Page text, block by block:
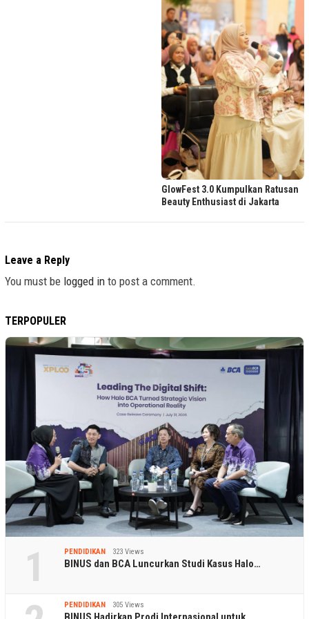
GlowFest 3.0 Kumpulkan Ratusan
Beauty Enthusiast di Jakarta
Leave a Reply
You must be logged in to post a comment.
TERPOPULER
1 PENDIDIKAN 323 Views
BINUS dan BCA Luncurkan Studi Kasus Halo…
PENDIDIKAN 305 Views